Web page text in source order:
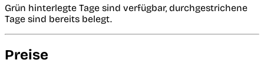
Grün hinterlegte Tage sind verfügbar, durchgestrichene
Tage sind bereits belegt.
Preise